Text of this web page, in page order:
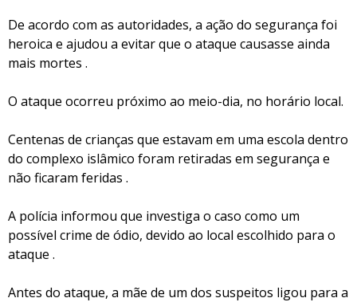
De acordo com as autoridades, a ação do segurança foi
heroica e ajudou a evitar que o ataque causasse ainda
mais mortes .
O ataque ocorreu próximo ao meio-dia, no horário local.
Centenas de crianças que estavam em uma escola dentro
do complexo islâmico foram retiradas em segurança e
não ficaram feridas .
A polícia informou que investiga o caso como um
possível crime de ódio, devido ao local escolhido para o
ataque .
Antes do ataque, a mãe de um dos suspeitos ligou para a